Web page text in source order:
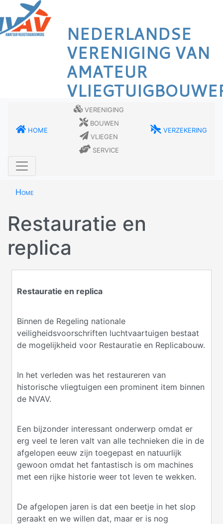
Overslaan
en
naar
NEDERLANDSE
VERENIGING VAN
AMATEUR
Home
Vereniging
Bouwen
Vliegen
Service
Verzekering
Home
Restauratie en
replica
Restauratie en replica
Binnen de Regeling nationale
veiligheidsvoorschriften luchtvaartuigen bestaat
de mogelijkheid voor Restauratie en Replicabouw.
In het verleden was het restaureren van
historische vliegtuigen een prominent item binnen
de NVAV.
Een bijzonder interessant onderwerp omdat er
erg veel te leren valt van alle technieken die in de
afgelopen eeuw zijn toegepast en natuurlijk
gewoon omdat het fantastisch is om machines
met een rijke historie weer tot leven te wekken.
De afgelopen jaren is dat een beetje in het slop
geraakt en we willen dat, maar er is nog